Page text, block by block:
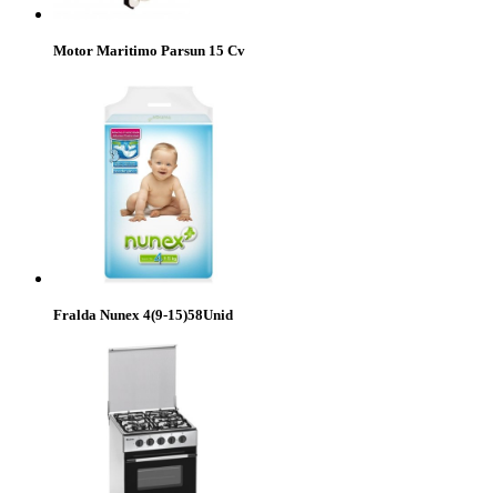
Motor Maritimo Parsun 15 Cv
Fralda Nunex 4(9-15)58Unid